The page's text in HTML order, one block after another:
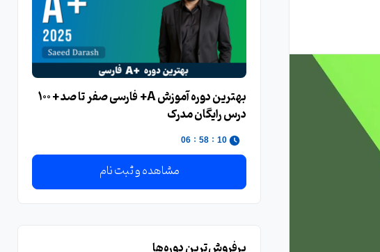
بهترین دوره آموزش A+ فارسی صفر تا صد + 100
درس رایگان مدرک
10
:
58
:
05
مشاهده و ثبت نام
پرفروش‌ترین دوره‌ها